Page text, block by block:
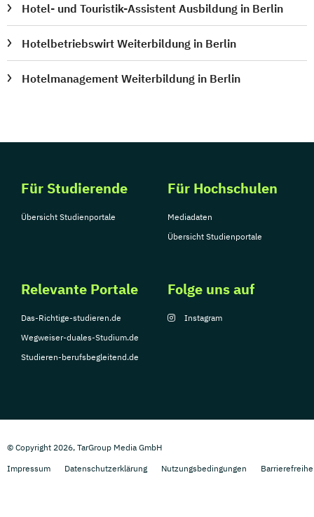
Hotel- und Touristik-Assistent Ausbildung in Berlin
Hotelbetriebswirt Weiterbildung in Berlin
Hotelmanagement Weiterbildung in Berlin
Für Studierende
Übersicht Studienportale
Für Hochschulen
Mediadaten
Übersicht Studienportale
Relevante Portale
Das-Richtige-studieren.de
Wegweiser-duales-Studium.de
Studieren-berufsbegleitend.de
Folge uns auf
Instagram
© Copyright 2026, TarGroup Media GmbH
Impressum
Datenschutzerklärung Nutzungsbedingungen